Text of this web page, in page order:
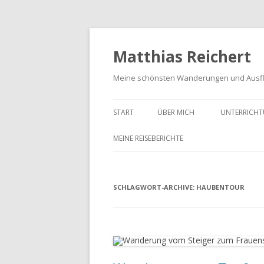
Matthias Reichert
Meine schönsten Wanderungen und
START ÜBER MICH
MEINE REISEBERICHTE
MEIN SCHWARZWALD URLAUB
SCHLAGWORT-ARCHIVE: HAUBENTOUR